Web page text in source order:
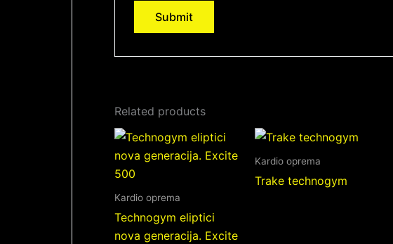
Related products
Kardio oprema
Technogym eliptici
nova generacija. Excite
Kardio oprema
Trake technogym